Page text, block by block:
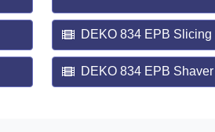
DEKO 834 EPB Slicing
DEKO 834 EPB Shaver